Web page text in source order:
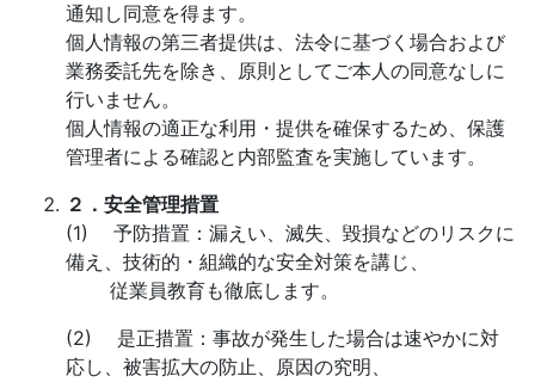
通知し同意を得ます。
個人情報の第三者提供は、法令に基づく場合および
業務委託先を除き、原則としてご本人の同意なしに
行いません。
個人情報の適正な利用・提供を確保するため、保護
管理者による確認と内部監査を実施しています。
２．安全管理措置
(1) 予防措置：漏えい、滅失、毀損などのリスクに
備え、技術的・組織的な安全対策を講じ、
従業員教育も徹底します。
(2) 是正措置：事故が発生した場合は速やかに対
応し、被害拡大の防止、原因の究明、